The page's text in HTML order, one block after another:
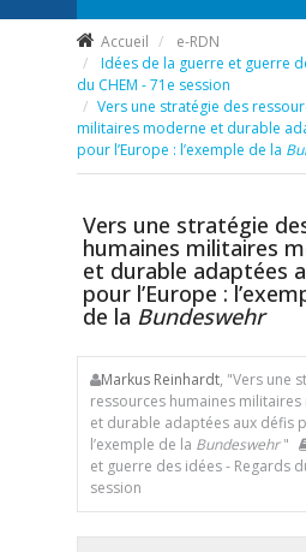
Accueil
e-RDN
Idées de la guerre et guerre
du CHEM - 71e session
Vers une stratégie des
militaires moderne et durable
pour l’Europe : l’exemple de la
Vers une stratégie
humaines militaires
et durable adaptées
pour l’Europe :
de la Bundeswehr
Markus Reinhardt, "Vers une
ressources humaines
et durable adaptées aux défis
l’exemple de la Bundeswehr"
et guerre des idées - Regards
session